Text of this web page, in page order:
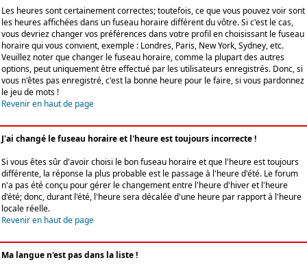
Les heures sont certainement correctes; toutefois, ce que vous pouvez voir sont
les heures affichées dans un fuseau horaire différent du vôtre. Si c'est le cas,
vous devriez changer vos préférences dans votre profil en choisissant le fuseau
horaire qui vous convient, exemple : Londres, Paris, New York, Sydney, etc.
Veuillez noter que changer le fuseau horaire, comme la plupart des autres
options, peut uniquement être effectué par les utilisateurs enregistrés. Donc, si
vous n'êtes pas enregistré, c'est la bonne heure pour le faire, si vous pardonnez
le jeu de mots !
Revenir en haut de page
J'ai changé le fuseau horaire et l'heure est toujours incorrecte !
Si vous êtes sûr d'avoir choisi le bon fuseau horaire et que l'heure est toujours
différente, la réponse la plus probable est le passage à l'heure d'été. Le forum
n'a pas été conçu pour gérer le changement entre l'heure d'hiver et l'heure
d'été; donc, durant l'été, l'heure sera décalée d'une heure par rapport à l'heure
locale réelle.
Revenir en haut de page
Ma langue n'est pas dans la liste !